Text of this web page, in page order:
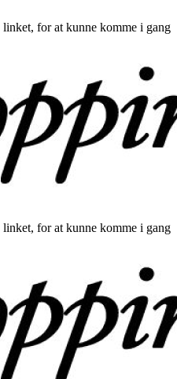
for at kunne komme i gang
for at kunne komme i gang